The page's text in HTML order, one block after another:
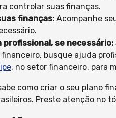
controlar suas finanças.
finanças: Acompanhe
profissional, se necessário:
busque ajuda
, no setor financeiro, para
como criar o seu plano
Preste atenção no